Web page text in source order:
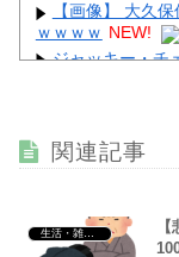
【画像】 大久
ｗｗｗｗ NEW!
ジャッキー・チ
ガチでヤバすぎる…
関連記事